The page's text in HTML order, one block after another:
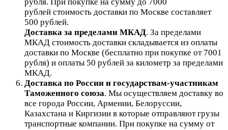
рублей стоимость доставки по Москве составляет
500 рублей.
Доставка за пределами МКАД. За пределами
МКАД стоимость доставки складывается из оплаты
доставки по Москве (бесплатно при покупке от 7001
рубля) и оплаты 50 рублей за километр за пределами
МКАД.
Доставка по России и государствам-участникам
Таможенного союза. Мы осуществляем доставку во
все города России, Армении, Белоруссии,
Казахстана и Киргизии в которые отправляют грузы
транспортные компании. При покупке на сумму от